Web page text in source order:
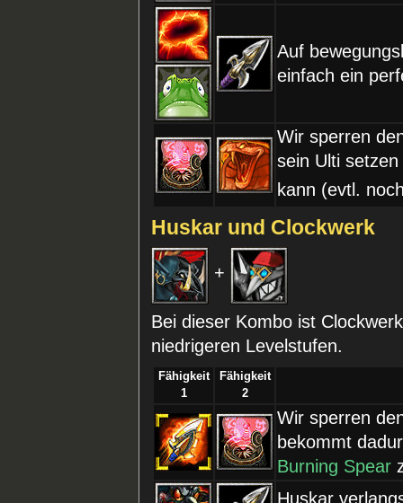
Auf
einfach ein
Wir sperren
sein Ulti
kann (evtl.
Huskar und Clockwerk
+
Bei dieser Kombo ist
niedrigeren Levelstufen.
Fähigkeit
1
Fähigkeit
2
Wir sperren
bekommt
Burning Spear
Huskar